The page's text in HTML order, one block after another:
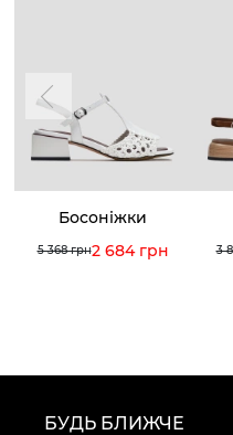
Босоніжки
5 368 грн2 684 грн 3
БУДЬ БЛИЖЧЕ